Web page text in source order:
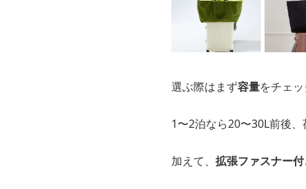
選ぶ際はまず容量をチェッ
1〜2泊なら20〜30L前後、
加えて、 拡張ファスナー付